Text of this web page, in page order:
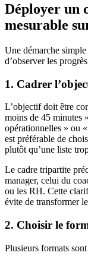
Déployer un
mesurable
Une démarche
d’observer les
1. Cadrer
L’objectif doit être
moins de 45 minutes
opérationnelles » ou
est préférable de
plutôt qu’une liste
Le cadre tripartite
manager, celui du
ou les RH. Cette
évite de transformer
2. Choisir le
Plusieurs formats